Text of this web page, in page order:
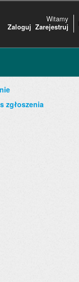
Witamy
Zaloguj Zarejestruj
zgłoszenia